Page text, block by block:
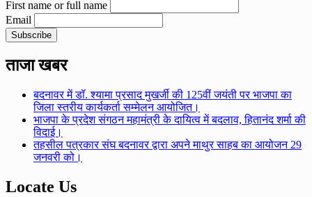
First name or full name
Email
ताजा खबर
बदनावर में डॉ. श्यामा प्रसाद मुखर्जी की 125वीं जयंती पर भाजपा का
जिला स्तरीय कार्यकर्ता सम्मेलन आयोजित।
भाजपा के प्रदेश संगठन महामंत्री के दायित्व में बदलाव, हितानंद शर्मा की
विदाई।
तहसील पत्रकार संघ बदनावर द्वारा अपने माथुर साहब का आयोजन 29
जनवरी को।
Locate Us